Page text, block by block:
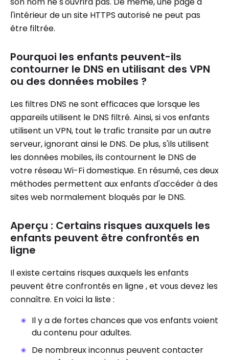
l'intérieur de un site HTTPS autorisé ne peut pas
être filtrée.
Pourquoi les enfants peuvent-ils
contourner le DNS en utilisant des VPN
ou des données mobiles ?
Les filtres DNS ne sont efficaces que lorsque les
appareils utilisent le DNS filtré. Ainsi, si vos enfants
utilisent un VPN, tout le trafic transite par un autre
serveur, ignorant ainsi le DNS. De plus, s'ils utilisent
les données mobiles, ils contournent le DNS de
votre réseau Wi-Fi domestique. En résumé, ces deux
méthodes permettent aux enfants d'accéder à des
sites web normalement bloqués par le DNS.
Aperçu : Certains risques auxquels les
enfants peuvent être confrontés en
ligne
Il existe certains risques auxquels les enfants
peuvent être confrontés en ligne , et vous devez les
connaître. En voici la liste :
Il y a de fortes chances que vos enfants voient
du contenu pour adultes.
De nombreux inconnus peuvent contacter